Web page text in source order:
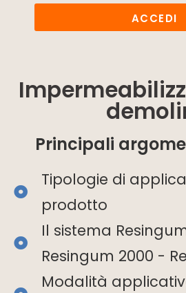
ACCEDI
Principali
Tipologie di
prodotto
Il sistema
Resingum 2000 -
Modalità